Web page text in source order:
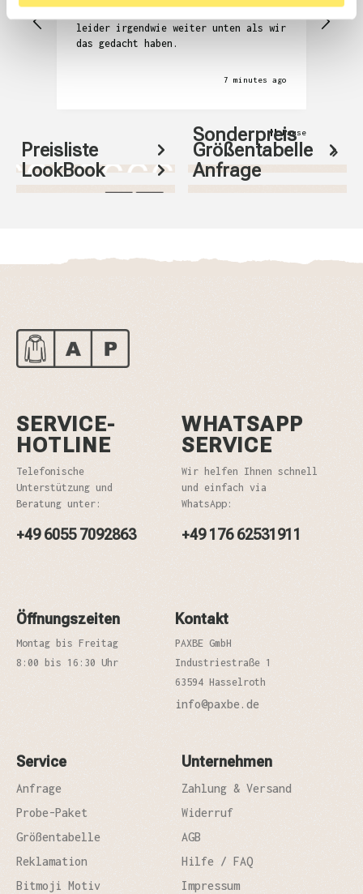
leider irgendwie weiter unten als wir
das gedacht haben.
7 minutes ago
Pause
Preisliste
Größentabelle
LookBook
Sonderpreis
Anfrage
SERVICE-
HOTLINE
Telefonische
Unterstützung und
Beratung unter:
+49 6055 7092863
WHATSAPP
SERVICE
Wir helfen Ihnen schnell
und einfach via
WhatsApp:
+49 176 62531911
Öffnungszeiten
Montag bis Freitag
8:00 bis 16:30 Uhr
Kontakt
PAXBE GmbH
Industriestraße 1
63594 Hasselroth
info@paxbe.de
Service
Anfrage
Probe-Paket
Größentabelle
Reklamation
Bitmoji Motiv
Unternehmen
Zahlung & Versand
Widerruf
AGB
Hilfe / FAQ
Impressum